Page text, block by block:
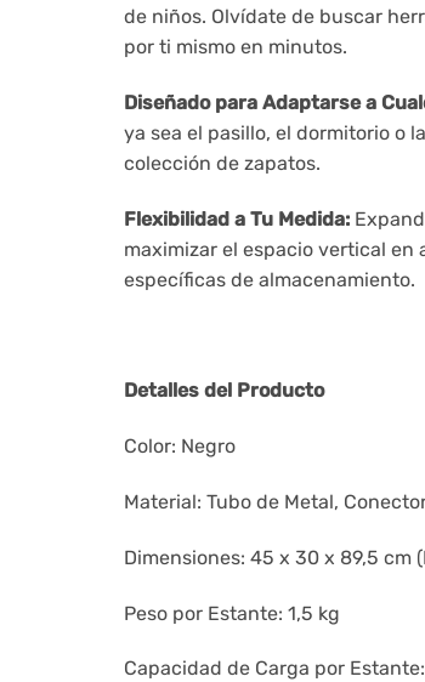
de niños. Olvídate de buscar
por ti mismo en minutos.
Diseñado para Adaptarse a
ya sea el pasillo, el dormitorio o
colección de zapatos.
Flexibilidad a Tu Medida:
maximizar el espacio vertical en
específicas de almacenamiento.
Detalles del Producto
Color: Negro
Material: Tubo de Metal,
Dimensiones: 45 x 30 x 89,5 cm
Peso por Estante: 1,5 kg
Capacidad de Carga por